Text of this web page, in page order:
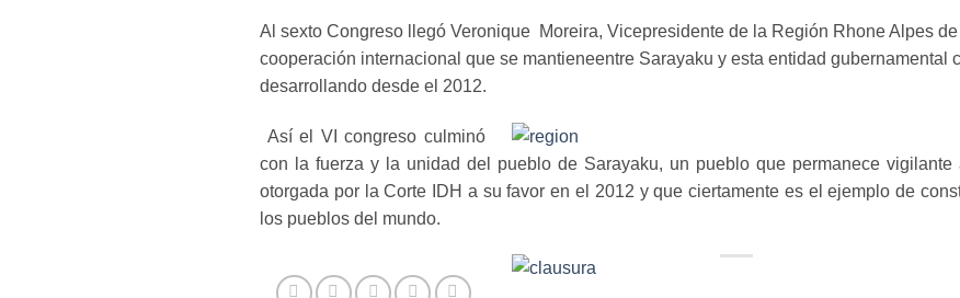
Al sexto Congreso llegó Veronique Moreira, Vicepresidente de la Región Rhone Alpes
cooperación internacional que se mantieneentre Sarayaku y esta entidad gubernamental
desarrollando desde el 2012.
Así el VI congreso culminó
con la fuerza y la unidad del pueblo de Sarayaku, un pueblo que permanece
otorgada por la Corte IDH a su favor en el 2012 y que ciertamente es el ejemplo de
los pueblos del mundo.